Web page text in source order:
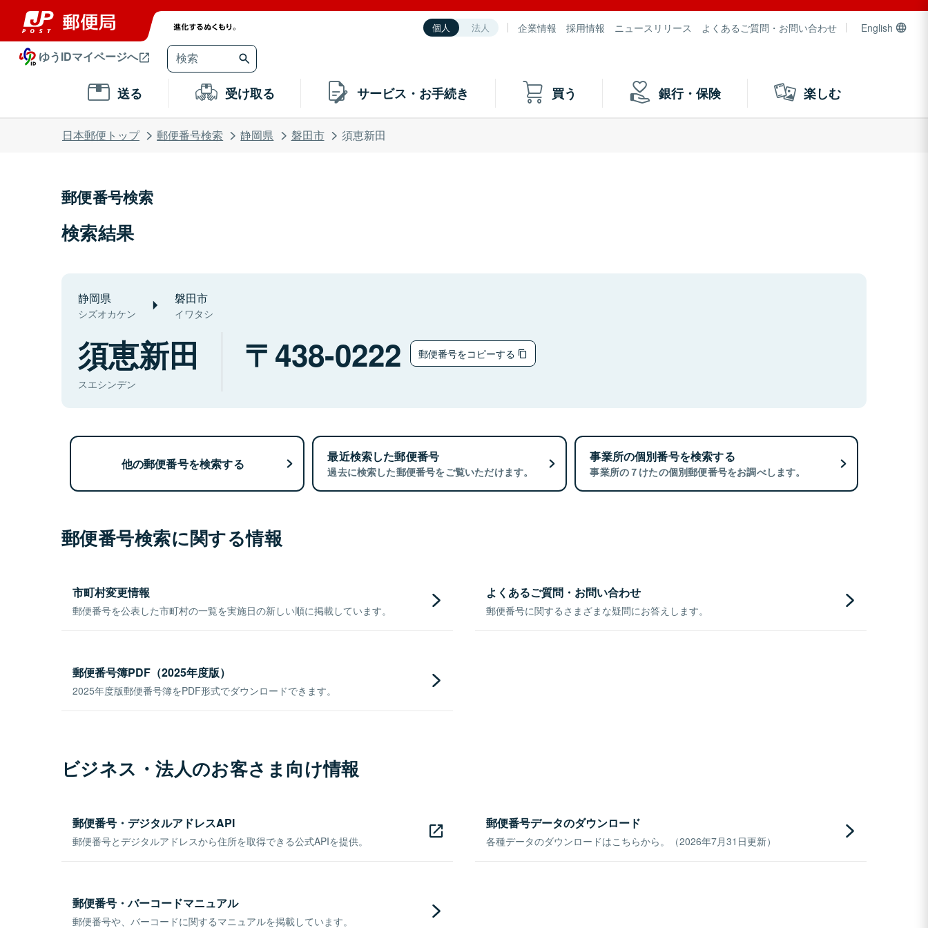
個人 法人 企業情報 採用情報 ニュースリリース よくあるご質問・お問い合わせ English
ゆうIDマイページへ
送る 受け取る サービス・お手続き 買う 銀行・保険 楽しむ
日本郵便トップ 郵便番号検索 静岡県 磐田市 須恵新田
郵便番号検索
検索結果
静岡県
シズオカケン
磐田市
イワタシ
須恵新田
スエシンデン
438-0222 郵便番号をコピーする
他の郵便番号を検索する 最近検索した郵便番号
過去に検索した郵便番号をご覧いただけます。
事業所の個別番号を検索する
事業所の７けたの個別郵便番号をお調べします。
郵便番号検索に関する情報
市町村変更情報
郵便番号を公表した市町村の一覧を実施日の新しい順に掲載しています。
よくあるご質問・お問い合わせ
郵便番号に関するさまざまな疑問にお答えします。
郵便番号簿PDF（2025年度版）
2025年度版郵便番号簿をPDF形式でダウンロードできます。
ビジネス・法人のお客さま向け情報
郵便番号・デジタルアドレスAPI
郵便番号とデジタルアドレスから住所を取得できる公式APIを提供。
郵便番号データのダウンロード
各種データのダウンロードはこちらから。（2026年7月31日更新）
郵便番号・バーコードマニュアル
郵便番号や、バーコードに関するマニュアルを掲載しています。